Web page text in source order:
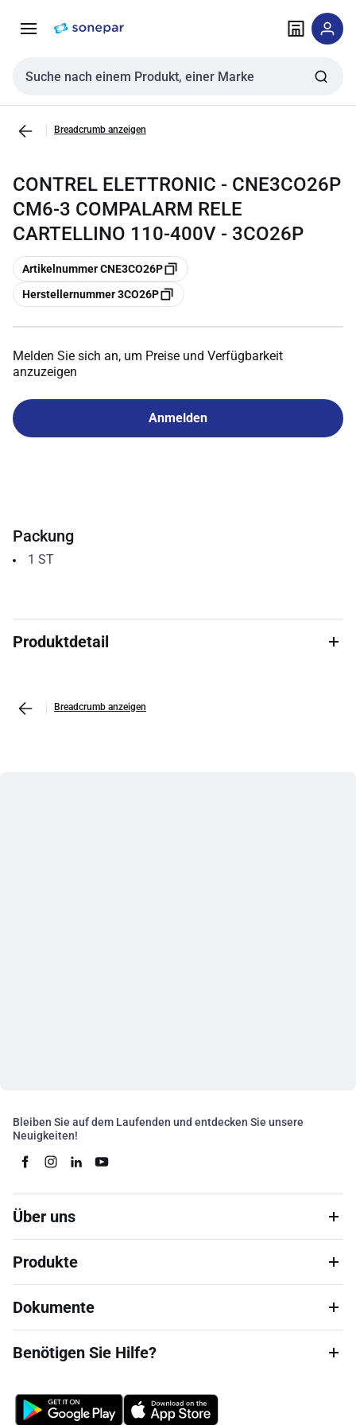
NavigationInhalt
Sucheingabe
Breadcrumb anzeigen
CONTREL ELETTRONIC - CNE3CO26P
CM6-3 COMPALARM RELE
CARTELLINO 110-400V - 3CO26P
Kopieren
Artikelnummer CNE3CO26P
Kopieren
Herstellernummer 3CO26P
Melden Sie sich an, um Preise und Verfügbarkeit
anzuzeigen
Anmelden
Packung
1 ST
Produktdetail
Breadcrumb anzeigen
Bleiben Sie auf dem Laufenden und entdecken Sie unsere
Neuigkeiten!
Über uns
Produkte
Dokumente
Benötigen Sie Hilfe?